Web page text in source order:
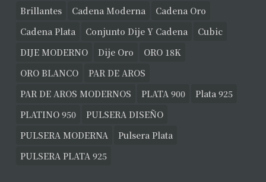
Brillantes
Cadena Moderna
Cadena Oro
Cadena Plata
Conjunto Dije Y Cadena
Cubic
DIJE MODERNO
Dije Oro
ORO 18K
ORO BLANCO
PAR DE AROS
PAR DE AROS MODERNOS
PLATA 900
Plata 925
PLATINO 950
PULSERA DISEÑO
PULSERA MODERNA
Pulsera Plata
PULSERA PLATA 925